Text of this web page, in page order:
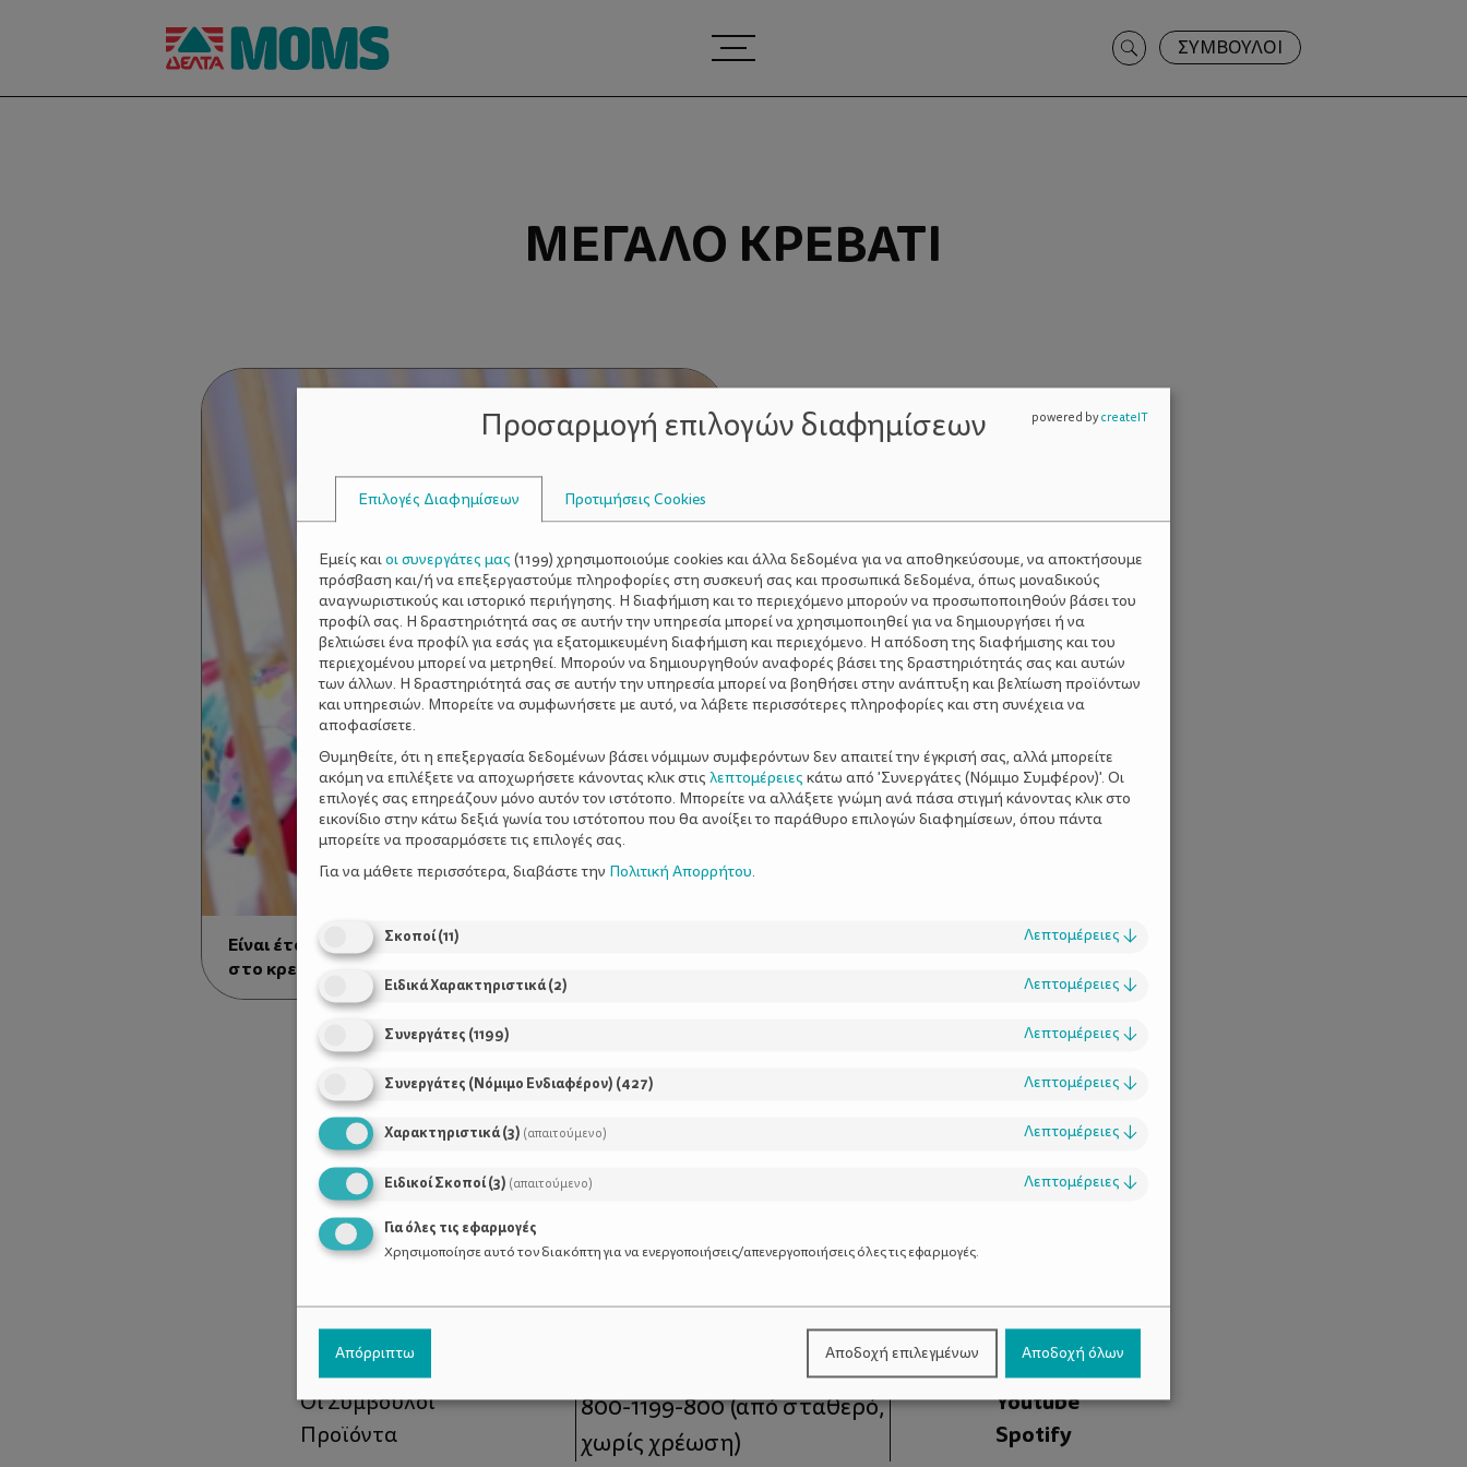
Search
for:
ΣΥΜΒΟΥΛΟΙ
ΜΕΓΆΛΟ ΚΡΕΒΆΤΙ
Είναι έτοιμο για μετάβαση από την κούνια
στο κρεβάτι;
Χρήσιμοι Σύνδεσμοι
Τι είναι το ΔΕΛΤΑ moms
Οι Σύμβουλοι
Προϊόντα
Τηλέφωνο Επικοινωνίας:
800-1199-800(από σταθερό,
χωρίς χρέωση)
Facebook
Instagram
Youtube
Spotify
Προσαρμογή επιλογών διαφημίσεων
Επιλογές Διαφημίσεων Προτιμήσεις Cookies
Εμείς καιοι συνεργάτες μας (1199) χρησιμοποιούμε cookies και άλλα δεδομένα για να αποθηκεύσουμε, να αποκτήσουμε
πρόσβαση και/ή να επεξεργαστούμε πληροφορίες στη συσκευή σας και προσωπικά δεδομένα, όπως μοναδικούς
αναγνωριστικούς και ιστορικό περιήγησης. Η διαφήμιση και το περιεχόμενο μπορούν να προσωποποιηθούν βάσει του
προφίλ σας. Η δραστηριότητά σας σε αυτήν την υπηρεσία μπορεί να χρησιμοποιηθεί για να δημιουργήσει ή να
βελτιώσει ένα προφίλ για εσάς για εξατομικευμένη διαφήμιση και περιεχόμενο. Η απόδοση της διαφήμισης και του
περιεχομένου μπορεί να μετρηθεί. Μπορούν να δημιουργηθούν αναφορές βάσει της δραστηριότητάς σας και αυτών
των άλλων. Η δραστηριότητά σας σε αυτήν την υπηρεσία μπορεί να βοηθήσει στην ανάπτυξη και βελτίωση προϊόντων
και υπηρεσιών. Μπορείτε να συμφωνήσετε με αυτό, να λάβετε περισσότερες πληροφορίες και στη συνέχεια να
αποφασίσετε.
Θυμηθείτε, ότι η επεξεργασία δεδομένων βάσει νόμιμων συμφερόντων δεν απαιτεί την έγκρισή σας, αλλά μπορείτε
ακόμη να επιλέξετε να αποχωρήσετε κάνοντας κλικ στις λεπτομέρειες κάτω από 'Συνεργάτες (Νόμιμο Συμφέρον)'. Οι
επιλογές σας επηρεάζουν μόνο αυτόν τον ιστότοπο. Μπορείτε να αλλάξετε γνώμη ανά πάσα στιγμή κάνοντας κλικ στο
εικονίδιο στην κάτω δεξιά γωνία του ιστότοπου που θα ανοίξει το παράθυρο επιλογών διαφημίσεων, όπου πάντα
μπορείτε να προσαρμόσετε τις επιλογές σας.
Για να μάθετε περισσότερα, διαβάστε την Πολιτική Απορρήτου.
Σκοποί(11) Λεπτομέρειες ↓
Ειδικά Χαρακτηριστικά(2) Λεπτομέρειες ↓
Συνεργάτες (1199) Λεπτομέρειες ↓
Συνεργάτες (Νόμιμο Ενδιαφέρον) (427) Λεπτομέρειες ↓
Χαρακτηριστικά(3) (απαιτούμενο) Λεπτομέρειες ↓
Ειδικοί Σκοποί(3) (απαιτούμενο) Λεπτομέρειες ↓
Για όλες τις εφαρμογές
Χρησιμοποίησε αυτό τον διακόπτη για να ενεργοποιήσεις/απενεργοποιήσεις όλες τις εφαρμογές.
Απόρριπτω Αποδοχή επιλεγμένων Αποδοχή όλων
powered bycreateIT